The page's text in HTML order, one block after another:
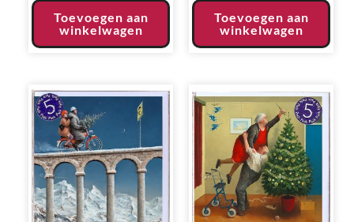
Toevoegen aan
winkelwagen
Toevoegen aan
winkelwagen